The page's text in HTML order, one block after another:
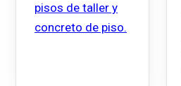
pisos de taller y
concreto de piso.